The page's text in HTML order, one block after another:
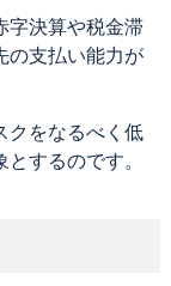
字決算や税金滞
の支払い能力が
クをなるべく低
するのです。